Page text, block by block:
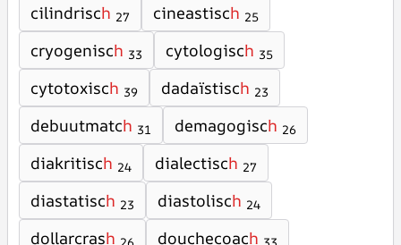
cilindrisch 27 cineastisch 25
cryogenisch 33 cytologisch 35
cytotoxisch 39 dadaïstisch 23
debuutmatch 31 demagogisch 26
diakritisch 24 dialectisch 27
diastatisch 23 diastolisch 24
dollarcrash douchecoach